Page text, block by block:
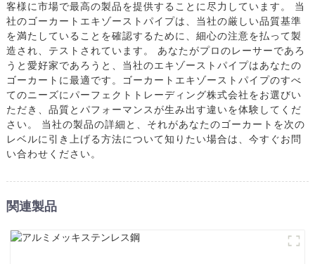
客様に市場で最高の製品を提供することに尽力しています。 当
社のゴーカートエキゾーストパイプは、当社の厳しい品質基準
を満たしていることを確認するために、細心の注意を払って製
造され、テストされています。 あなたがプロのレーサーであろ
うと愛好家であろうと、当社のエキゾーストパイプはあなたの
ゴーカートに最適です。ゴーカートエキゾーストパイプのすべ
てのニーズにパーフェクトトレーディング株式会社をお選びい
ただき、品質とパフォーマンスが生み出す違いを体験してくだ
さい。 当社の製品の詳細と、それがあなたのゴーカートを次の
レベルに引き上げる方法について知りたい場合は、今すぐお問
い合わせください。
関連製品